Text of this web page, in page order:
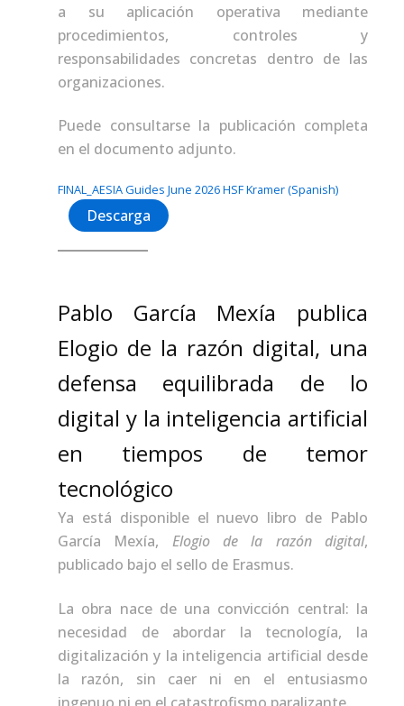
a su aplicación operativa mediante
procedimientos, controles y
responsabilidades concretas dentro de las
organizaciones.
Puede consultarse la publicación completa
en el documento adjunto.
FINAL_AESIA Guides June 2026 HSF Kramer (Spanish)
Descarga
Pablo García Mexía publica
Elogio de la razón digital, una
defensa equilibrada de lo
digital y la inteligencia artificial
en tiempos de temor
tecnológico
Ya está disponible el nuevo libro de Pablo
García Mexía, Elogio de la razón digital,
publicado bajo el sello de Erasmus.
La obra nace de una convicción central: la
necesidad de abordar la tecnología, la
digitalización y la inteligencia artificial desde
la razón, sin caer ni en el entusiasmo